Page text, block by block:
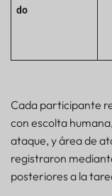
do
Cada participante
con escolta
ataque, y área de
registraron
posteriores a la